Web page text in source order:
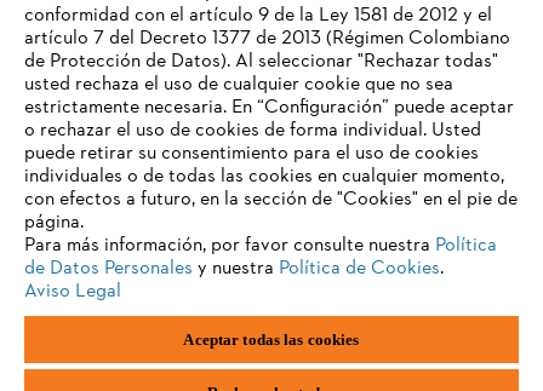
Política de privacidad
Información sobre cookies
conformidad con el artículo 9 de la Ley 1581 de 2012 y el
artículo 7 del Decreto 1377 de 2013 (Régimen Colombiano
de Protección de Datos). Al seleccionar "Rechazar todas"
usted rechaza el uso de cualquier cookie que no sea
estrictamente necesaria. En “Configuración” puede aceptar
o rechazar el uso de cookies de forma individual. Usted
puede retirar su consentimiento para el uso de cookies
individuales o de todas las cookies en cualquier momento,
con efectos a futuro, en la sección de "Cookies" en el pie de
página.
Para más información, por favor consulte nuestra Política
de Datos Personales y nuestra Política de Cookies.
Aviso Legal
Aceptar todas las cookies